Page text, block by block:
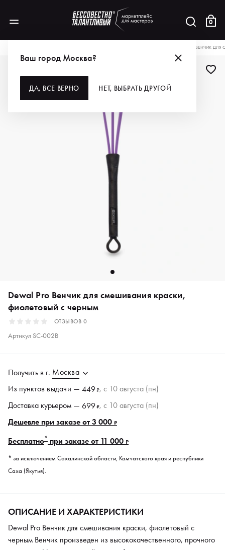
0
Ваш город Москва?
ДА, ВСЕ ВЕРНО НЕТ, ВЫБРАТЬ ДРУГОЙ
DEWAL PRO ВЕНЧИК
Dewal Pro Венчик для смешивания краски,
фиолетовый с черным
ОТЗЫВОВ 0
Артикул SC-002B
Получить в г. Москва
Из пунктов выдачи — 449₽, c 10 августа (пн)
Доставка курьером — 699₽, c 10 августа (пн)
Дешевле при заказе от 3 000 ₽
Бесплатно* при заказе от 11 000 ₽
* за исключением Сахалинской области, Камчатского края и республики
Саха (Якутия).
ОПИСАНИЕ И ХАРАКТЕРИСТИКИ
Dewal Pro Венчик для смешивания краски, фиолетовый с
черным Венчик произведен из высококачественного, прочного